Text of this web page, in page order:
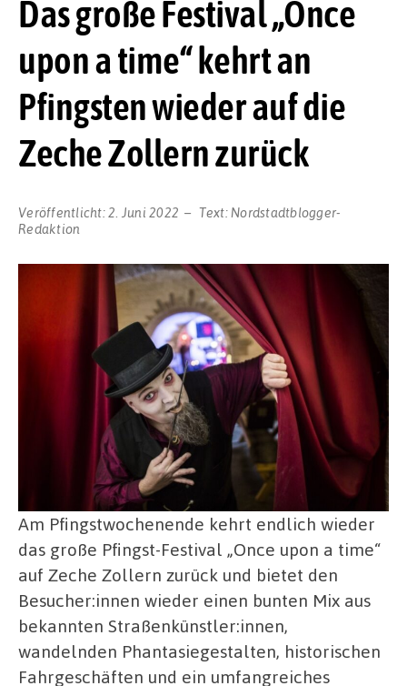
Das große Festival „Once
upon a time“ kehrt an
Pfingsten wieder auf die
Zeche Zollern zurück
Veröffentlicht:2. Juni 2022 Text: Nordstadtblogger-
Redaktion
Am Pfingstwochenende kehrt endlich wieder
das große Pfingst-Festival „Once upon a time“
auf Zeche Zollern zurück und bietet den
Besucher:innen wieder einen bunten Mix aus
bekannten Straßenkünstler:innen,
wandelnden Phantasiegestalten, historischen
Fahrgeschäften und ein umfangreiches